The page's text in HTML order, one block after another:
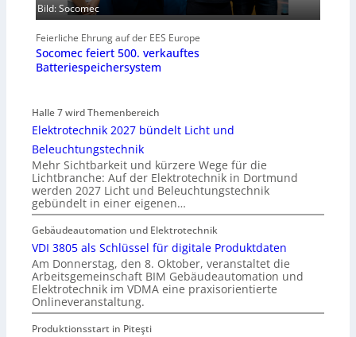
Bild: Socomec
Feierliche Ehrung auf der EES Europe
Socomec feiert 500. verkauftes
Batteriespeichersystem
Halle 7 wird Themenbereich
Elektrotechnik 2027 bündelt Licht und
Beleuchtungstechnik
Mehr Sichtbarkeit und kürzere Wege für die
Lichtbranche: Auf der Elektrotechnik in Dortmund
werden 2027 Licht und Beleuchtungstechnik
gebündelt in einer eigenen…
Gebäudeautomation und Elektrotechnik
VDI 3805 als Schlüssel für digitale Produktdaten
Am Donnerstag, den 8. Oktober, veranstaltet die
Arbeitsgemeinschaft BIM Gebäudeautomation und
Elektrotechnik im VDMA eine praxisorientierte
Onlineveranstaltung.
Produktionsstart in Piteşti